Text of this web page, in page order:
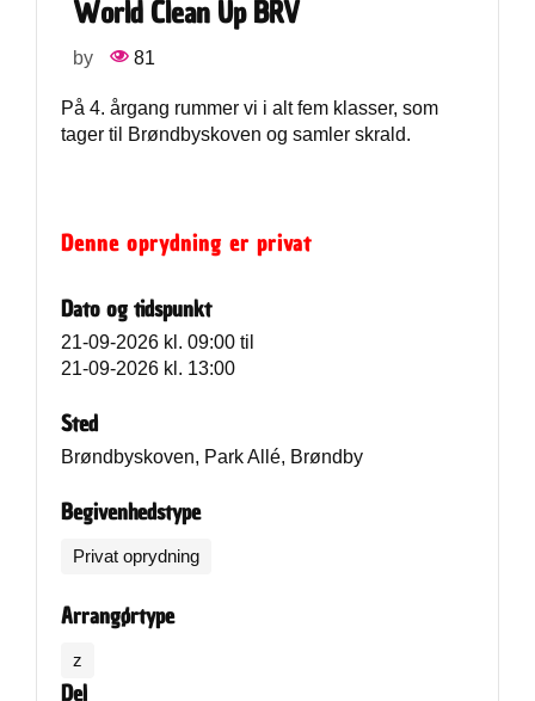
World Clean Up BRV
by 81
På 4. årgang rummer vi i alt fem klasser, som
tager til Brøndbyskoven og samler skrald.
Denne oprydning er privat
Dato og tidspunkt
21-09-2026 kl. 09:00 til
21-09-2026 kl. 13:00
Sted
Brøndbyskoven, Park Allé, Brøndby
Begivenhedstype
Privat oprydning
Arrangørtype
z
Del